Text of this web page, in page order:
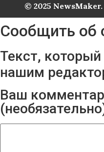
© 2025
Сообщить об
Текст,
нашим
Ваш